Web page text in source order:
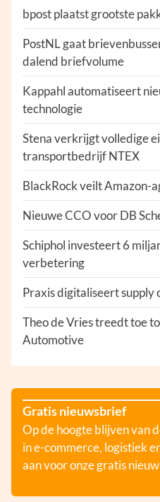
bpost plaatst grootste
PostNL gaat
dalend briefvolume
Kappahl automatiseert
technologie
Stena verkrijgt volledige
transportbedrijf NTEX
BlackRock veilt Amazon-
Nieuwe CCO voor DB
Schiphol investeert 6
verbetering
Praxis digitaliseert supply
Theo de Vries treedt toe
Automotive
Gratis nieuwsbrief
Op de hoogte blijven van
in e-commerce, logistiek
aan voor onze gratis